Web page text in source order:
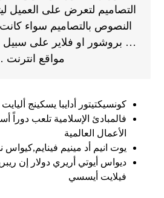
التصاميم لتعرض على العميل
النصوص بالتصاميم سواء
… بروشور او فلاير على سبيل
مواقع انترنت
كونسيكتيتور أدايبا يسكينج أليايت
فالمبادئ الإسلامية تلعب دوراً
الأعمال العالمية
يوت انيم أد مينيم فينايم,كيواس
ديواس أيوتي أريري دولار إن
فيلايت أيسسي